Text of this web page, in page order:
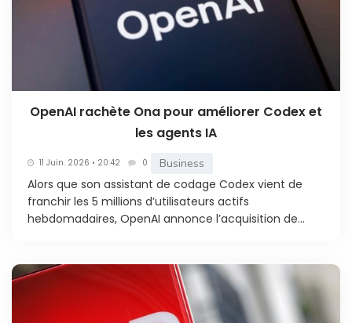
OpenAI rachète Ona pour améliorer Codex et
les agents IA
11 Juin. 2026 • 20:42 0 Business
Alors que son assistant de codage Codex vient de
franchir les 5 millions d’utilisateurs actifs
hebdomadaires, OpenAI annonce l’acquisition de...